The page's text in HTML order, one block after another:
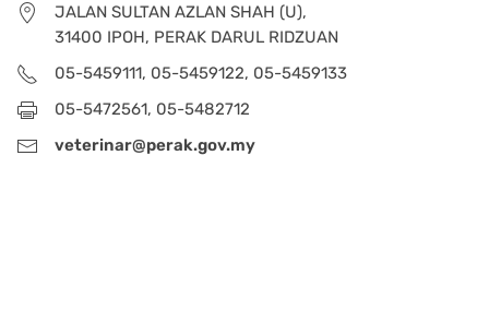
JALAN SULTAN AZLAN SHAH (U),
31400 IPOH, PERAK DARUL RIDZUAN
05-5459111, 05-5459122, 05-5459133
05-5472561, 05-5482712
veterinar@perak.gov.my